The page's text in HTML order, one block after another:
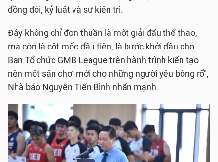
đồng đội, kỷ luật và sự kiên trì.
Đây không chỉ đơn thuần là một giải đấu thể thao,
mà còn là cột mốc đầu tiên, là bước khởi đầu cho
Ban Tổ chức GMB League trên hành trình kiến tạo
nên một sân chơi mới cho những người yêu bóng rổ",
Nhà báo Nguyễn Tiến Bình nhấn mạnh.